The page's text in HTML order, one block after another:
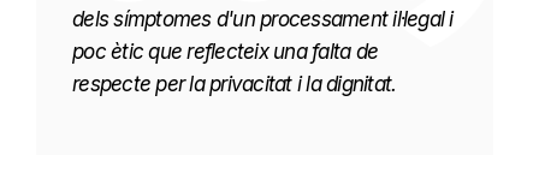
dels símptomes d'un processament il·legal i
poc ètic que reflecteix una falta de
respecte per la privacitat i la dignitat.